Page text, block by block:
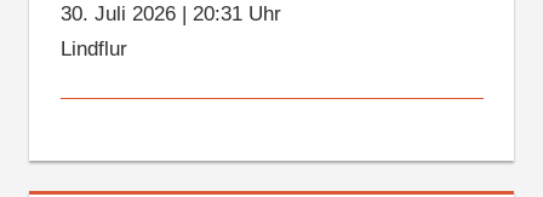
30. Juli 2026| 20:31 Uhr
Lindflur